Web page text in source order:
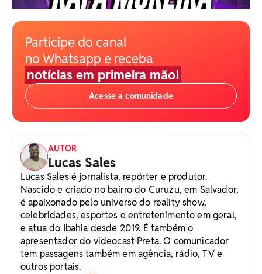
Participe do canal
no Whatsapp e receba
notícias em primeira mão!
Acesse a comunidade
AUTOR
Lucas Sales
Lucas Sales é jornalista, repórter e produtor.
Nascido e criado no bairro do Curuzu, em Salvador,
é apaixonado pelo universo do reality show,
celebridades, esportes e entretenimento em geral,
e atua do Ibahia desde 2019. É também o
apresentador do videocast Preta. O comunicador
tem passagens também em agência, rádio, TV e
outros portais.